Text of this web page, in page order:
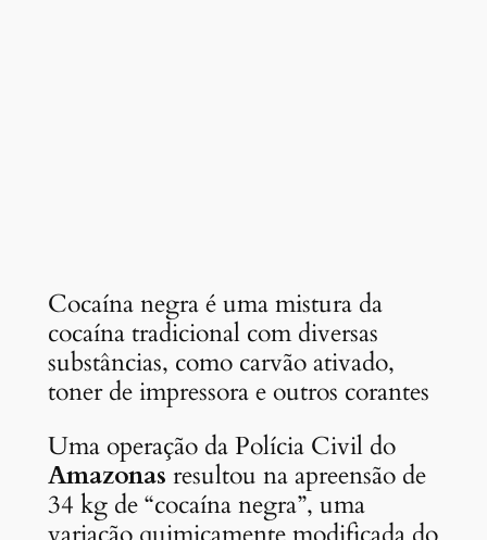
Cocaína negra é uma mistura da
cocaína tradicional com diversas
substâncias, como carvão ativado,
toner de impressora e outros corantes
Uma operação da Polícia Civil do
Amazonas resultou na apreensão de
34 kg de “cocaína negra”, uma